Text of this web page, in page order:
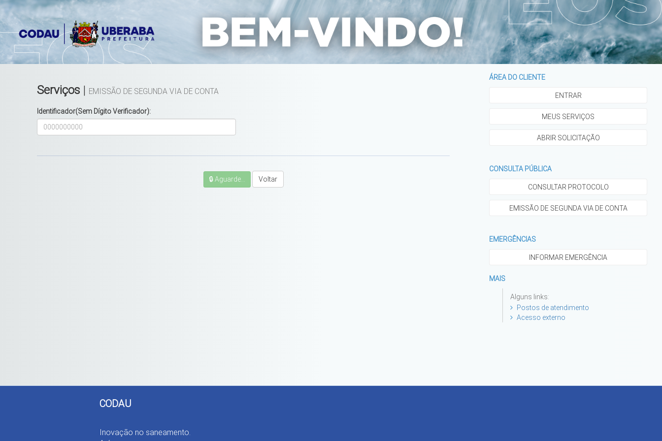
Serviços | EMISSÃO DE SEGUNDA VIA DE CONTA
Identificador(Sem Dígito Verificador):
🔒 Aguarde... Voltar
ÁREA DO CLIENTE
ENTRAR
MEUS SERVIÇOS
ABRIR SOLICITAÇÃO
CONSULTA PÚBLICA
CONSULTAR PROTOCOLO
EMISSÃO DE SEGUNDA VIA DE CONTA
EMERGÊNCIAS
INFORMAR EMERGÊNCIA
MAIS
Alguns links:
Postos de atendimento
Acesso externo
CODAU
Inovação no saneamento.